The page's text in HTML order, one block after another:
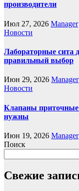
производители
Июл 27, 2026 Manager
Новости
Лабораторные сита
правильный выбор
Июн 29, 2026 Manager
Новости
Клапаны приточные
нужны
Июн 19, 2026 Manager
Поиск
Свежие